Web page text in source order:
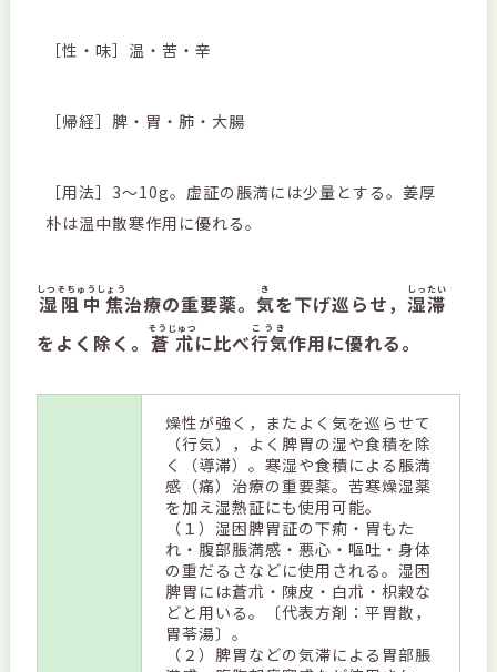
［性・味］温・苦・辛
［帰経］脾・胃・肺・大腸
［用法］3～10g。虚証の脹満には少量とする。姜厚
朴は温中散寒作用に優れる。
湿阻中焦
しつそちゅうしょう
治療の重要薬。 気
き
を下げ巡らせ， 湿滞
しったい
をよく除く。 蒼朮
そうじゅつ
に比べ行気
こうき
作用に優れる。
燥性が強く，またよく気を巡らせて
（行気），よく脾胃の湿や食積を除
く（導滞）。寒湿や食積による脹満
感（痛）治療の重要薬。苦寒燥湿薬
を加え湿熱証にも使用可能。
（１）湿困脾胃証の下痢・胃もた
れ・腹部脹満感・悪心・嘔吐・身体
の重だるさなどに使用される。湿困
脾胃には蒼朮・陳皮・白朮・枳穀な
どと用いる。〔代表方剤：平胃散，
胃苓湯〕。
（２）脾胃などの気滞による胃部脹